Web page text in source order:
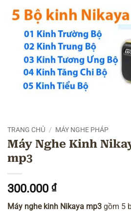
TRANG CHỦ / MÁY NGHE PHÁP
Máy Nghe Kinh
mp3
300.000 ₫
Máy nghe kinh Nikaya mp3 gồm 5